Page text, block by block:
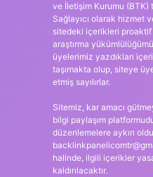
ve İletişim Kurumu (BTK)
Sağlayıcı olarak hizmet
sitedeki içerikleri
araştırma
üyelerimiz yazdıkları
taşımakta olup, siteye
etmiş sayılırlar.
Sitemiz, kar amacı
bilgi paylaşım
düzenlemelere aykırı
halinde, ilgili içerikler
kaldırılacaktır.